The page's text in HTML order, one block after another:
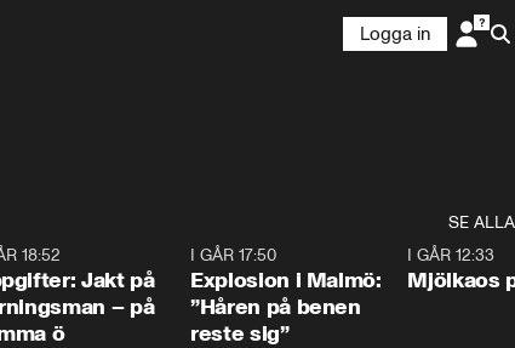
Logga in
SE ALLA
18:52
Jakt på
– på
ö
I GÅR 17:50
Explosion i Malmö:
”Håren på benen
reste sig”
I GÅR 12:33
Mjölkaos